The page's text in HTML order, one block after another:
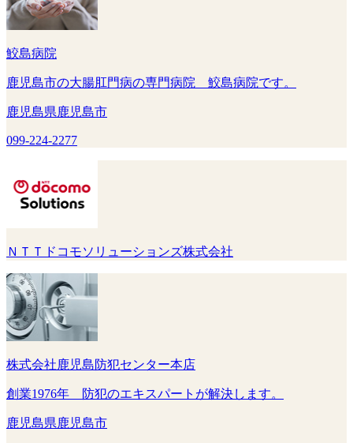
鮫島病院
鹿児島市の大腸肛門病の専門病院 鮫島病院です。
鹿児島県鹿児島市
099-224-2277
ＮＴＴドコモソリューションズ株式会社
株式会社鹿児島防犯センター本店
創業1976年 防犯のエキスパートが解決します。
鹿児島県鹿児島市